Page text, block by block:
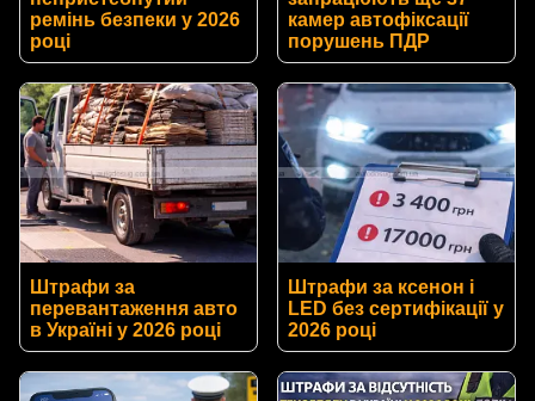
ремінь безпеки у 2026
році
камер автофіксації
порушень ПДР
Штрафи за
перевантаження авто
в Україні у 2026 році
Штрафи за ксенон і
LED без сертифікації у
2026 році